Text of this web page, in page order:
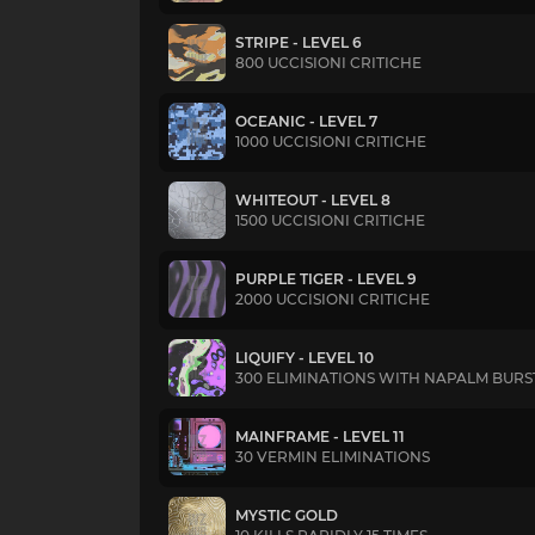
STRIPE - LEVEL 6
800 UCCISIONI CRITICHE
OCEANIC - LEVEL 7
1000 UCCISIONI CRITICHE
WHITEOUT - LEVEL 8
1500 UCCISIONI CRITICHE
PURPLE TIGER - LEVEL 9
2000 UCCISIONI CRITICHE
LIQUIFY - LEVEL 10
300 ELIMINATIONS WITH NAPALM
MAINFRAME - LEVEL 11
30 VERMIN ELIMINATIONS
MYSTIC GOLD